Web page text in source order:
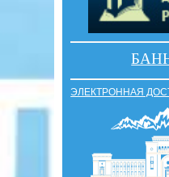
ЭЛЕКТРОННАЯ